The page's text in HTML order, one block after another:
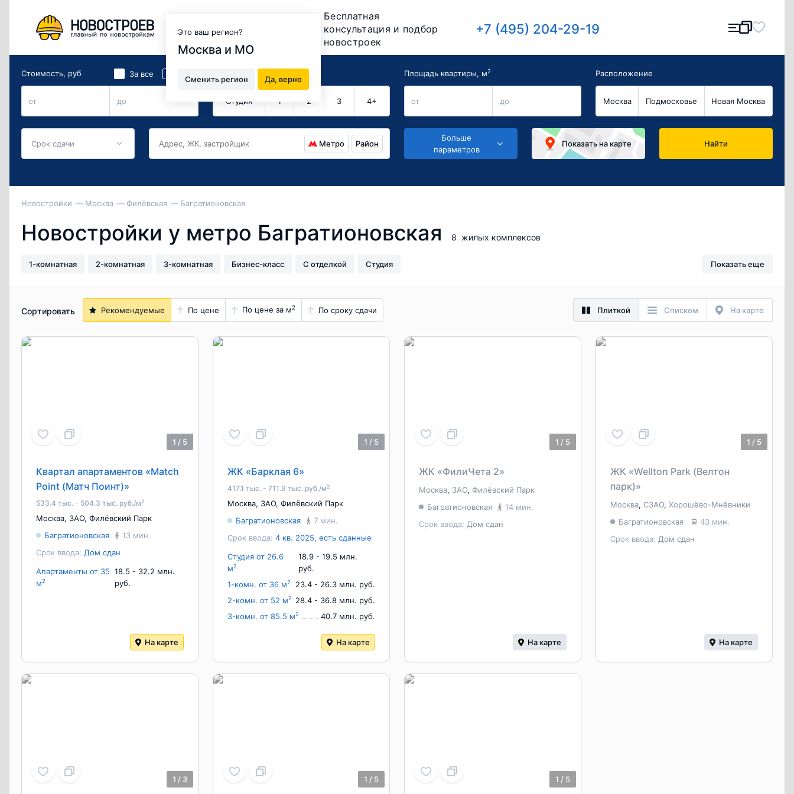
Это ваш регион?
Москва и МО
Сменить регион Да, верно
Бесплатная
консультация и подбор
новостроек
+7 (495) 204-29-19
Стоимость, руб За все За м
от до
Количество комнат
Студия 1 2 3 4+
Площадь квартиры, м2
от до
Расположение
Москва Подмосковье Новая Москва
Срок сдачи Метро Район
Больше
параметров
Показать на карте Найти
Новостройки Москва Филёвская Багратионовская
Новостройки у метро Багратионовская 8 жилых комплексов
1-комнатная 2-комнатная 3-комнатная Бизнес-класс С отделкой Студия Показать еще
Сортировать Рекомендуемые По цене По цене за м2 По сроку сдачи Плиткой Списком На карте
1 / 5
Квартал апартаментов «Match
Point (Матч Поинт)»
533.4 тыс. - 504.3 тыс. руб./м2
Москва, ЗАО, Филёвский Парк
Срок ввода: Дом сдан
Багратионовская 13 мин.
Апартаменты от 35
м2
18.5 - 32.2 млн.
руб.
На карте
1 / 5
ЖК «Барклая 6»
417.1 тыс. - 711.9 тыс. руб./м2
Москва, ЗАО, Филёвский Парк
Срок ввода: 4 кв. 2025, есть сданные
Багратионовская 7 мин.
Студия от 26.6
м2
18.9 - 19.5 млн.
руб.
1-комн. от 36 м2
23.4 - 26.3 млн. руб.
2-комн. от 52 м2
28.4 - 36.8 млн. руб.
3-комн. от 85.5 м2 40.7 млн. руб.
На карте
1 / 5
ЖК «ФилиЧета 2»
Москва, ЗАО, Филёвский Парк
Срок ввода: Дом сдан
Багратионовская 14 мин.
На карте
1 / 5
ЖК «Wellton Park (Велтон
парк)»
Москва, СЗАО, Хорошёво-Мнёвники
Срок ввода: Дом сдан
Багратионовская 43 мин.
На карте
1 / 3 1 / 5 1 / 5